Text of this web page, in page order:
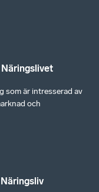
som är intresserad av
och